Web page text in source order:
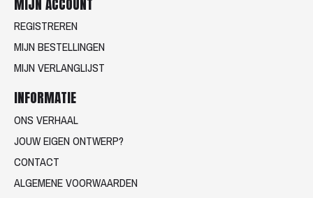
REGISTREREN
MIJN BESTELLINGEN
MIJN VERLANGLIJST
INFORMATIE
ONS VERHAAL
JOUW EIGEN ONTWERP?
CONTACT
ALGEMENE VOORWAARDEN